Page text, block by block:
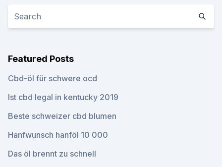
Featured Posts
Cbd-öl für schwere ocd
Ist cbd legal in kentucky 2019
Beste schweizer cbd blumen
Hanfwunsch hanföl 10 000
Das öl brennt zu schnell